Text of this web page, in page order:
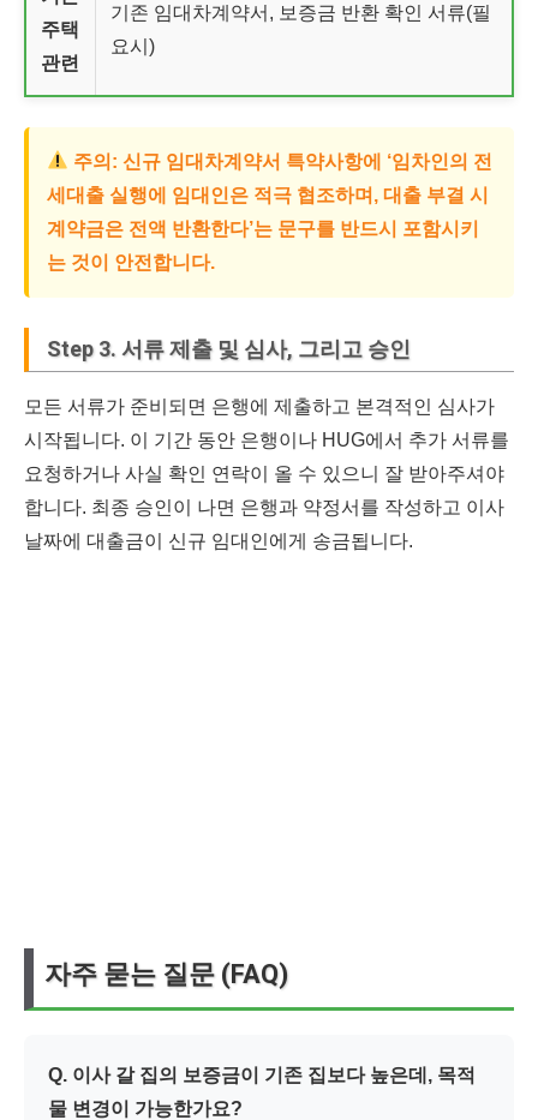
주택
관련
기존 임대차계약서, 보증금 반환 확인 서류(필
요시)
주의: 신규 임대차계약서 특약사항에 ‘임차인의 전
세대출 실행에 임대인은 적극 협조하며, 대출 부결 시
계약금은 전액 반환한다’는 문구를 반드시 포함시키
는 것이 안전합니다.
Step 3. 서류 제출 및 심사, 그리고 승인
모든 서류가 준비되면 은행에 제출하고 본격적인 심사가
시작됩니다. 이 기간 동안 은행이나 HUG에서 추가 서류를
요청하거나 사실 확인 연락이 올 수 있으니 잘 받아주셔야
합니다. 최종 승인이 나면 은행과 약정서를 작성하고 이사
날짜에 대출금이 신규 임대인에게 송금됩니다.
자주 묻는 질문 (FAQ)
Q. 이사 갈 집의 보증금이 기존 집보다 높은데, 목적
물 변경이 가능한가요?